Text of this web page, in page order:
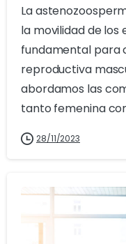
La
la movilidad de los
fundamental para
reproductiva
abordamos las
tanto femenina
28/11/2023